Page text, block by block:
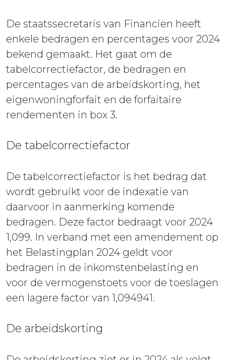
De staatssecretaris van Financiën heeft
enkele bedragen en percentages voor 2024
bekend gemaakt. Het gaat om de
tabelcorrectiefactor, de bedragen en
percentages van de arbeidskorting, het
eigenwoningforfait en de forfaitaire
rendementen in box 3.
De tabelcorrectiefactor
De tabelcorrectiefactor is het bedrag dat
wordt gebruikt voor de indexatie van
daarvoor in aanmerking komende
bedragen. Deze factor bedraagt voor 2024
1,099. In verband met een amendement op
het Belastingplan 2024 geldt voor
bedragen in de inkomstenbelasting en
voor de vermogenstoets voor de toeslagen
een lagere factor van 1,094941.
De arbeidskorting